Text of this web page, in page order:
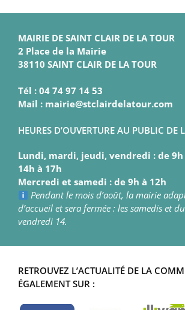
MAIRIE DE SAINT CLAIR DE LA TOUR
2 Place de la Mairie
38110 SAINT CLAIR DE LA TOUR
Tél : 04 74 97 14 53
Mail : mairie@stclairdelatour.com
HEURES D’OUVERTURE AU PUBLIC DE
Lundi, mardi, jeudi, vendredi : de 9h
14h à 17h
Mercredi et samedi : de 9h à 12h
Pendant le mois d’août, la mairie
d’accueil et sera fermée : les samedis et
vendredi 14.
RETROUVEZ L’ACTUALITÉ DE LA
ÉGALEMENT SUR :